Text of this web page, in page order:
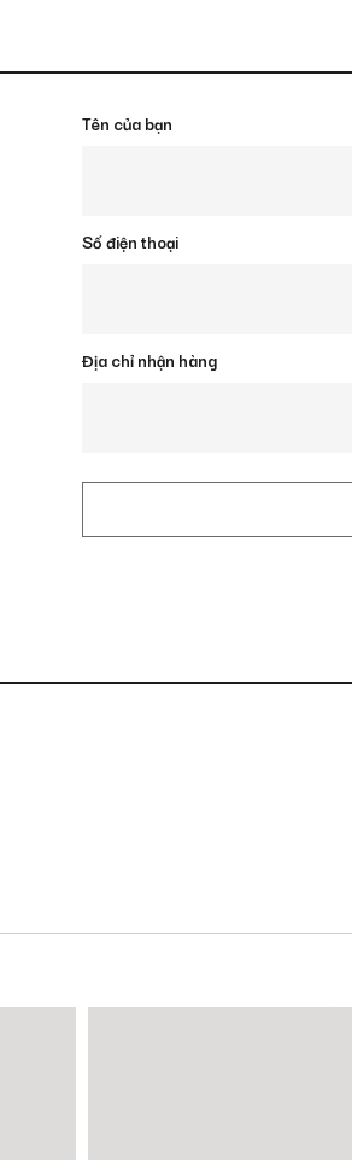
Tên của bạn
Số điện thoại
Địa chỉ nhận hàng